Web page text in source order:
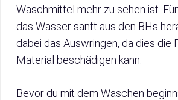
Waschmittel mehr zu sehen ist.
das Wasser sanft aus den BHs
dabei das Auswringen, da dies die
Material beschädigen kann.
Bevor du mit dem Waschen